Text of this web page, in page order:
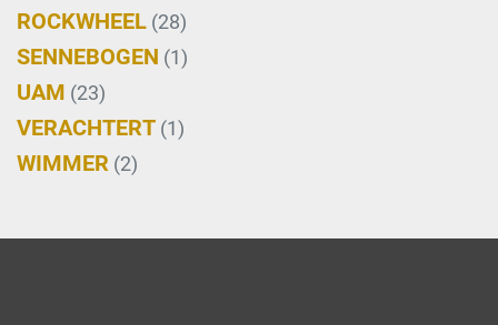
ROCKWHEEL (28)
SENNEBOGEN (1)
UAM (23)
VERACHTERT (1)
WIMMER (2)